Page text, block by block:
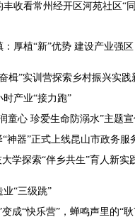
收看常州经开区河苑社区“
厚植“新”优势 建设产业强区
楫”实训营探索乡村振兴实践
产业“接力跑”
童心 珍爱生命防溺水”主题
神器”正式上线昆山市政务服
学探索“伴乡共生”育人新实
业“三级跳”
成“快乐营”，蝉鸣声里的“耿